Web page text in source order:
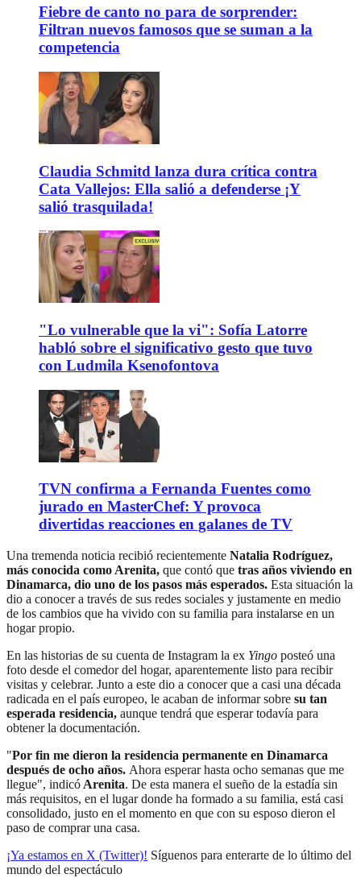
Fiebre de canto no para de sorprender:
Filtran nuevos famosos que se suman a la
competencia
Claudia Schmitd lanza dura crítica contra
Cata Vallejos: Ella salió a defenderse ¡Y
salió trasquilada!
"Lo vulnerable que la vi": Sofía Latorre
habló sobre el significativo gesto que tuvo
con Ludmila Ksenofontova
TVN confirma a Fernanda Fuentes como
jurado en MasterChef: Y provoca
divertidas reacciones en galanes de TV
Una tremenda noticia recibió recientemente Natalia Rodríguez,
más conocida como Arenita, que contó que tras años viviendo en
Dinamarca, dio uno de los pasos más esperados. Esta situación la
dio a conocer a través de sus redes sociales y justamente en medio
de los cambios que ha vivido con su familia para instalarse en un
hogar propio.
En las historias de su cuenta de Instagram la ex Yingo posteó una
foto desde el comedor del hogar, aparentemente listo para recibir
visitas y celebrar. Junto a este dio a conocer que a casi una década
radicada en el país europeo, le acaban de informar sobre su tan
esperada residencia, aunque tendrá que esperar todavía para
obtener la documentación.
"Por fin me dieron la residencia permanente en Dinamarca
después de ocho años. Ahora esperar hasta ocho semanas que me
llegue", indicó Arenita. De esta manera el sueño de la estadía sin
más requisitos, en el lugar donde ha formado a su familia, está casi
consolidado, justo en el momento en que con su esposo dieron el
paso de comprar una casa.
¡Ya estamos en X (Twitter)! Síguenos para enterarte de lo último del
mundo del espectáculo